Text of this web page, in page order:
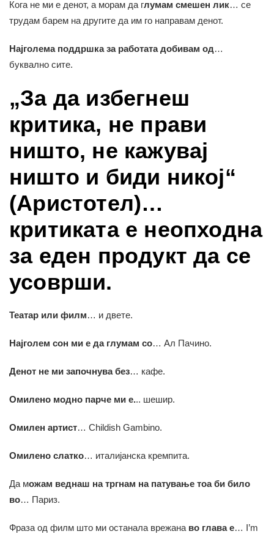
Кога не ми е денот, а морам да глумам смешен лик… се
трудам барем на другите да им го направам денот.
Најголема поддршка за работата добивам од…
буквално сите.
„За да избегнеш
критика, не прави
ништо, не кажувај
ништо и биди никој“
(Аристотел)…
критиката е неопходна
за еден продукт да се
усоврши.
Театар или филм… и двете.
Најголем сон ми е да глумам со… Ал Пачино.
Денот не ми започнува без… кафе.
Омилено модно парче ми е... шешир.
Омилен артист… Childish Gambino.
Омилено слатко… италијанска кремпита.
Да можам веднаш на тргнам на патување тоа би било
во… Париз.
Фраза од филм што ми останала врежана во глава е… I’m